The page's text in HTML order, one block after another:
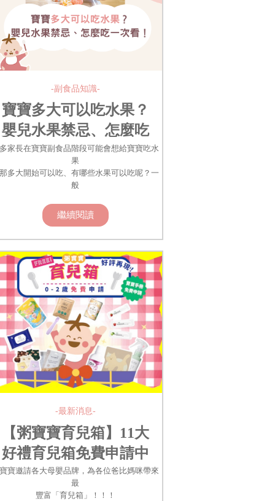
-副食品知識-
寶寶多大可以吃水果？
嬰兒水果禁忌、怎麼吃
一次看！
家長在寶寶副食品階段可能會想給寶寶吃水
果
多大開始可以吃、有哪些水果可以吃呢？一
般
繼續閱讀
-最新消息-
【粥寶寶育兒箱】11大
好禮育兒箱免費申請中
寶邀請各大母嬰品牌，為各位爸比媽咪帶來
最
豐富「育兒箱」！！！